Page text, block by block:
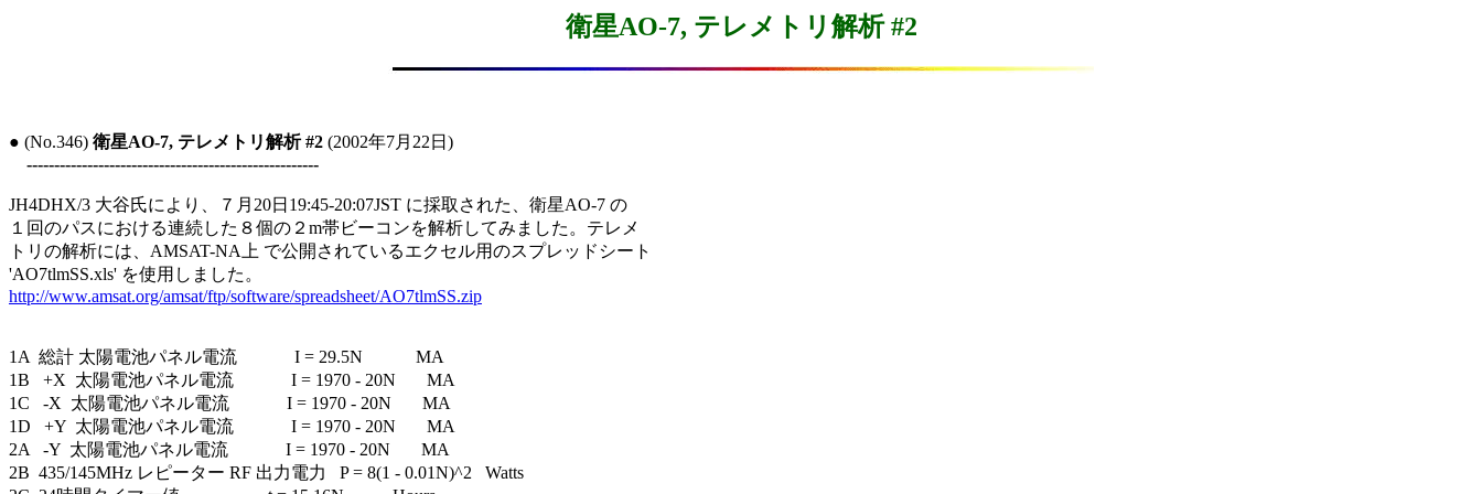
衛星AO-7, テレメトリ解析 #2
● (No.346) 衛星AO-7, テレメトリ解析 #2 (2002年7月22日)
-----------------------------------------------------
JH4DHX/3 大谷氏により、７月20日19:45-20:07JST に採取された、衛星AO-7 の
１回のパスにおける連続した８個の２m帯ビーコンを解析してみました。テレメ
トリの解析には、AMSAT-NA上 で公開されているエクセル用のスプレッドシート
http://www.amsat.org/amsat/ftp/software/spreadsheet/AO7tlmSS.zip
1A  総計 太陽電池パネル電流             I = 29.5N            MA
1B   +X  太陽電池パネル電流             I = 1970 - 20N       MA
1C   -X  太陽電池パネル電流             I = 1970 - 20N       MA
1D   +Y  太陽電池パネル電流             I = 1970 - 20N       MA
2A   -Y  太陽電池パネル電流             I = 1970 - 20N       MA
2B  435/145MHz レピーター RF 出力電力   P = 8(1 - 0.01N)^2   Watts